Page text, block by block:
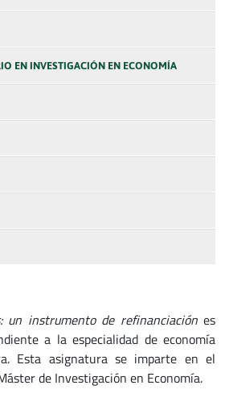
EN INVESTIGACIÓN EN ECONOMÍA
un instrumento de refinanciación es
a la especialidad de economía
Esta asignatura se imparte en el
de Investigación en Economía.